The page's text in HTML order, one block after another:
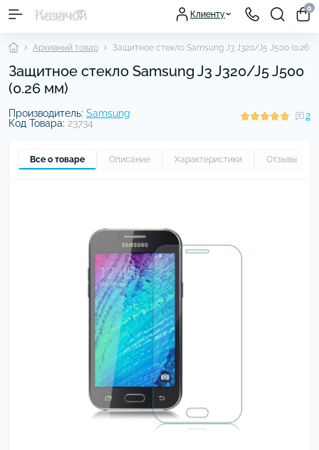
Клиенту
0
Архивный товар Защитное стекло Samsung J3 J320/J5 J500 (0.26
Защитное стекло Samsung J3 J320/J5 J500
(0.26 мм)
Производитель: Samsung
Код Товара: 23734
2
Все о товаре Описание Характеристики Отзывы